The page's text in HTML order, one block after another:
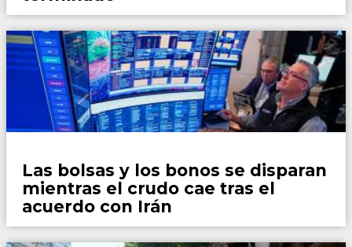
Las bolsas y los bonos se disparan
mientras el crudo cae tras el
acuerdo con Irán